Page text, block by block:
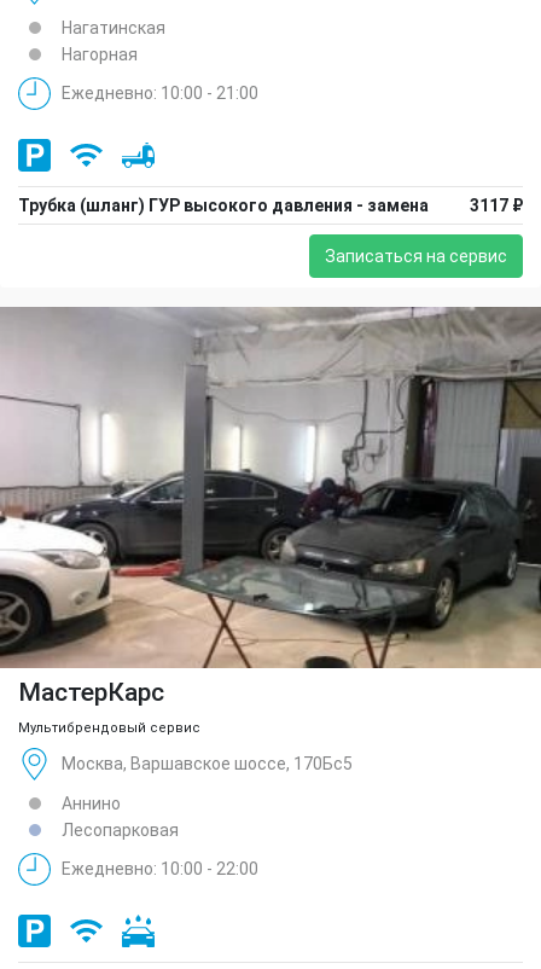
Нагатинская
Нагорная
Ежедневно: 10:00 - 21:00
Трубка (шланг) ГУР высокого давления - замена 3117 ₽
Записаться на сервис
МастерКарс
Мультибрендовый сервис
Москва, Варшавское шоссе, 170Бс5
Аннино
Лесопарковая
Ежедневно: 10:00 - 22:00